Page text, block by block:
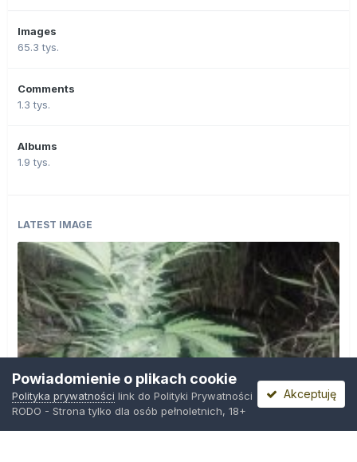
Images
65.3 tys.
Comments
1.3 tys.
Albums
1.9 tys.
LATEST IMAGE
Powiadomienie o plikach cookie
Polityka prywatności link do Polityki Prywatności
RODO - Strona tylko dla osób pełnoletnich, 18+
Akceptuję